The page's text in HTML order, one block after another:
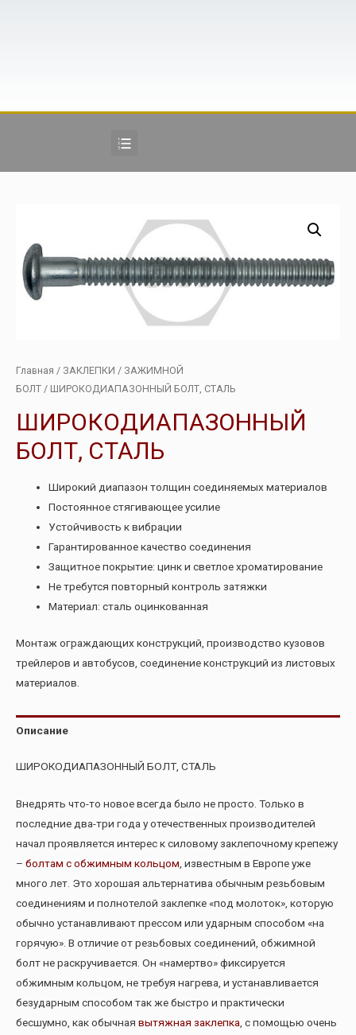
Главная / ЗАКЛЕПКИ / ЗАЖИМНОЙ
БОЛТ / ШИРОКОДИАПАЗОННЫЙ БОЛТ, СТАЛЬ
ШИРОКОДИАПАЗОННЫЙ
БОЛТ, СТАЛЬ
Широкий диапазон толщин соединяемых материалов
Постоянное стягивающее усилие
Устойчивость к вибрации
Гарантированное качество соединения
Защитное покрытие: цинк и светлое хроматирование
Не требутся повторный контроль затяжки
Материал: сталь оцинкованная
Монтаж ограждающих конструкций, производство кузовов
трейлеров и автобусов, соединение конструкций из листовых
материалов.
Описание
ШИРОКОДИАПАЗОННЫЙ БОЛТ, СТАЛЬ
Внедрять что-то новое всегда было не просто. Только в
последние два-три года у отечественных производителей
начал проявляется интерес к силовому заклепочному крепежу
– болтам с обжимным кольцом , известным в Европе уже
много лет. Это хорошая альтернатива обычным резьбовым
соединениям и полнотелой заклепке «под молоток», которую
обычно устанавливают прессом или ударным способом «на
горячую». В отличие от резьбовых соединений, обжимной
болт не раскручивается. Он «намертво» фиксируется
обжимным кольцом, не требуя нагрева, и устанавливается
безударным способом так же быстро и практически
бесшумно, как обычная вытяжная заклепка , с помощью очень